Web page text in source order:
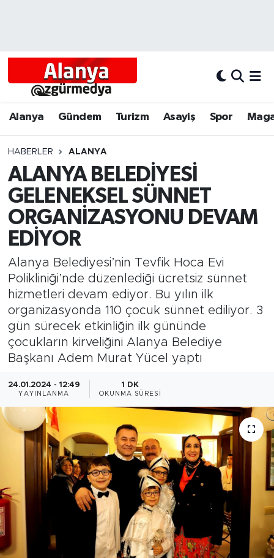
Alanya Gündem Turizm Asayiş Spor
HABERLER ALANYA
ALANYA BELEDİYESİ
GELENEKSEL SÜNNET
ORGANİZASYONU DEVAM
EDİYOR
Alanya Belediyesi’nin Tevfik Hoca Evi
Polikliniği’nde düzenlediği ücretsiz sünnet
hizmetleri devam ediyor. Bu yılın ilk
organizasyonda 110 çocuk sünnet ediliyor. 3
gün sürecek etkinliğin ilk gününde
çocukların kirveliğini Alanya Belediye
Başkanı Adem Murat Yücel yaptı
24.01.2024 - 12:49
YAYINLANMA
1 DK
OKUNMA SÜRESI
Alanyum
Bölgesel
Dünya
Eğitim
Ekonomi
Gazipaşa
Güncel
Gündem
İnşaat-Emlak
Kültür-Sanat
Sağlık
Siyaset
Turizm
Alanya Hava Durumu
Tüm Manşetler
Son Dakika Haberleri
Haber Arşivi